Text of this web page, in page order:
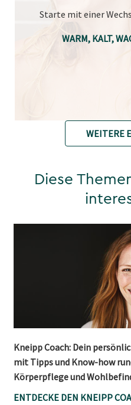
Starte mit einer
WARM, KALT,
WEITERE
Diese
Kneipp Coach: Dein
mit Tipps und Know-how
Körperpflege und
ENTDECKE DEN KNEIPP